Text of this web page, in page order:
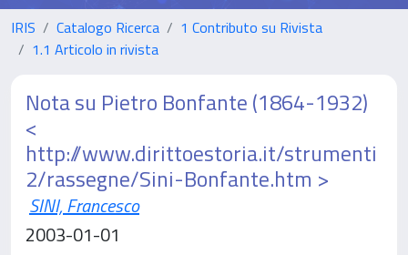
IRIS Catalogo Ricerca
1 Contributo su Rivista
1.1 Articolo in rivista
Nota su Pietro Bonfante (1864-1932)
<
http://www.dirittoestoria.it/strumenti
2/rassegne/Sini-Bonfante.htm >
SINI, Francesco
2003-01-01